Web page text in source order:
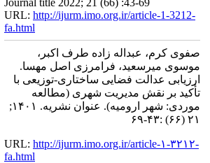
Journal title 2022; 21 (66) :43-69
URL: http://ijurm.imo.org.ir/article-1-3212-
fa.html
صفوی کرم، عبداله زاده طرف اکبر،
موسوی میرسعید، فرامرزی اصل مهسا.
ارزیابی عدالت فضایی ساختاری-توزیعی با
تأکید بر نقش مدیریت شهری (مطالعه
موردی: شهر ارومیه). عنوان نشریه. ۱۴۰۱;
۲۱ (۶۶) :۴۳-۶۹
URL: http://ijurm.imo.org.ir/article-۱-۳۲۱۲-
fa.html